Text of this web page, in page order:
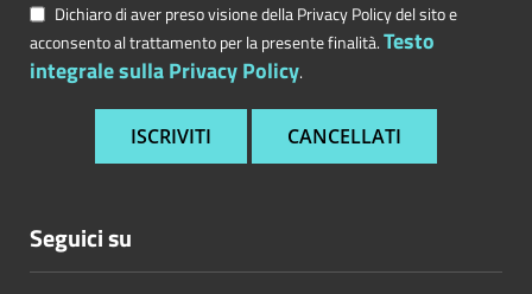
Dichiaro di aver preso visione della Privacy Policy del sito e
acconsento al trattamento per la presente finalità.Testo
integrale sulla Privacy Policy.
Seguici su